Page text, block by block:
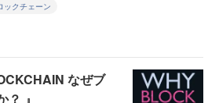
ックチェーン
なぜブ
』